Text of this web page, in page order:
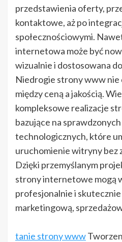
przedstawienia oferty,
kontaktowe, aż po
społecznościowymi.
internetowa może być
wizualnie i dostosowana
Niedrogie strony www nie
między ceną a jakością.
kompleksowe realizacje
bazujące na
technologicznych, które
uruchomienie witryny bez
Dzięki przemyślanym
strony internetowe mogą
profesjonalnie i skutecznie
marketingową,
tanie strony www